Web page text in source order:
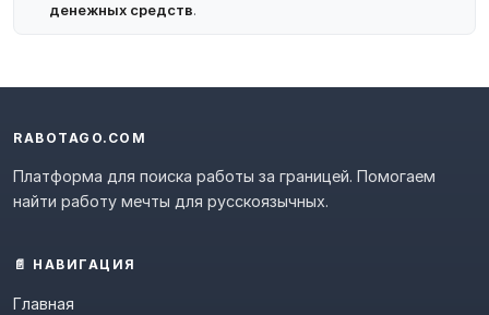
денежных средств.
RABOTAGO.COM
Платформа для поиска работы за границей. Помогаем
найти работу мечты для русскоязычных.
📄 НАВИГАЦИЯ
Главная